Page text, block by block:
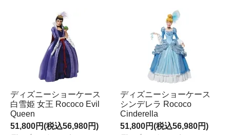
ディズニーショーケース
白雪姫 女王 Rococo Evil
Queen
51,800円(税込56,980円)
ディズニーショーケース
シンデレラ Rococo
Cinderella
51,800円(税込56,980円)